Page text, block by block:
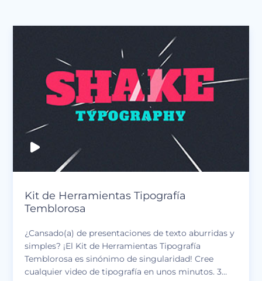
Kit de Herramientas Tipografía
Temblorosa
¿Cansado(a) de presentaciones de texto aburridas y
simples? ¡El Kit de Herramientas Tipografía
Temblorosa es sinónimo de singularidad! Cree
cualquier video de tipografía en unos minutos. 3